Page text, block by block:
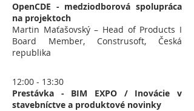
OpenCDE - medziodborová spolupráca
na projektoch
Martin Maťašovský – Head of Products I
Board Member, Construsoft, Česká
republika
12:00 - 13:30
Prestávka - BIM EXPO / Inovácie v
stavebníctve a produktové novinky